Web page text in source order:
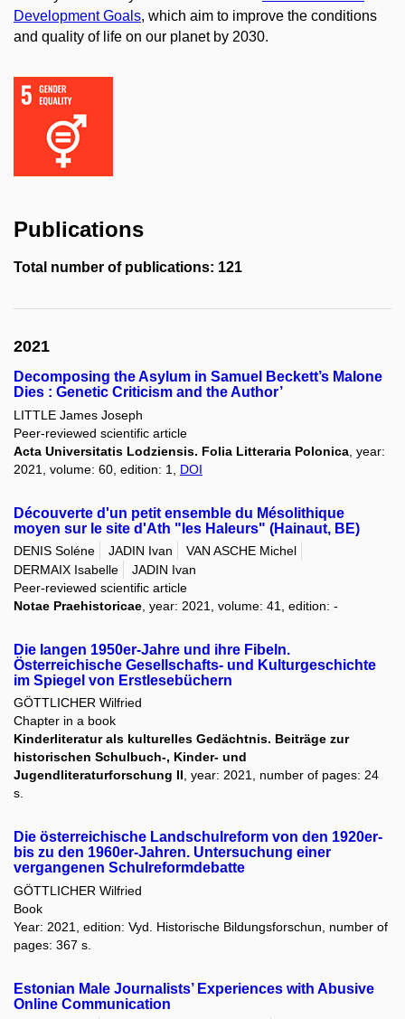
Development Goals, which aim to improve the conditions
and quality of life on our planet by 2030.
Publications
Total number of publications: 121
2021
Decomposing the Asylum in Samuel Beckett’s Malone
Dies : Genetic Criticism and the Author’
LITTLE James Joseph
Peer-reviewed scientific article
Acta Universitatis Lodziensis. Folia Litteraria Polonica , year:
2021, volume: 60, edition: 1, DOI
Découverte d'un petit ensemble du Mésolithique
moyen sur le site d'Ath "les Haleurs" (Hainaut, BE)
DENIS Soléne JADIN Ivan
VAN ASCHE Michel
DERMAIX Isabelle
JADIN Ivan
Peer-reviewed scientific article
Notae Praehistoricae , year: 2021, volume: 41, edition: -
Die langen 1950er-Jahre und ihre Fibeln.
Österreichische Gesellschafts- und Kulturgeschichte
im Spiegel von Erstlesebüchern
GÖTTLICHER Wilfried
Chapter in a book
Kinderliteratur als kulturelles Gedächtnis. Beiträge zur
historischen Schulbuch-, Kinder- und
Jugendliteraturforschung II, year: 2021, number of pages: 24
s.
Die österreichische Landschulreform von den 1920er-
bis zu den 1960er-Jahren. Untersuchung einer
vergangenen Schulreformdebatte
GÖTTLICHER Wilfried
Book
Year: 2021, edition: Vyd. Historische Bildungsforschun, number of
pages: 367 s.
Estonian Male Journalists’ Experiences with Abusive
Online Communication